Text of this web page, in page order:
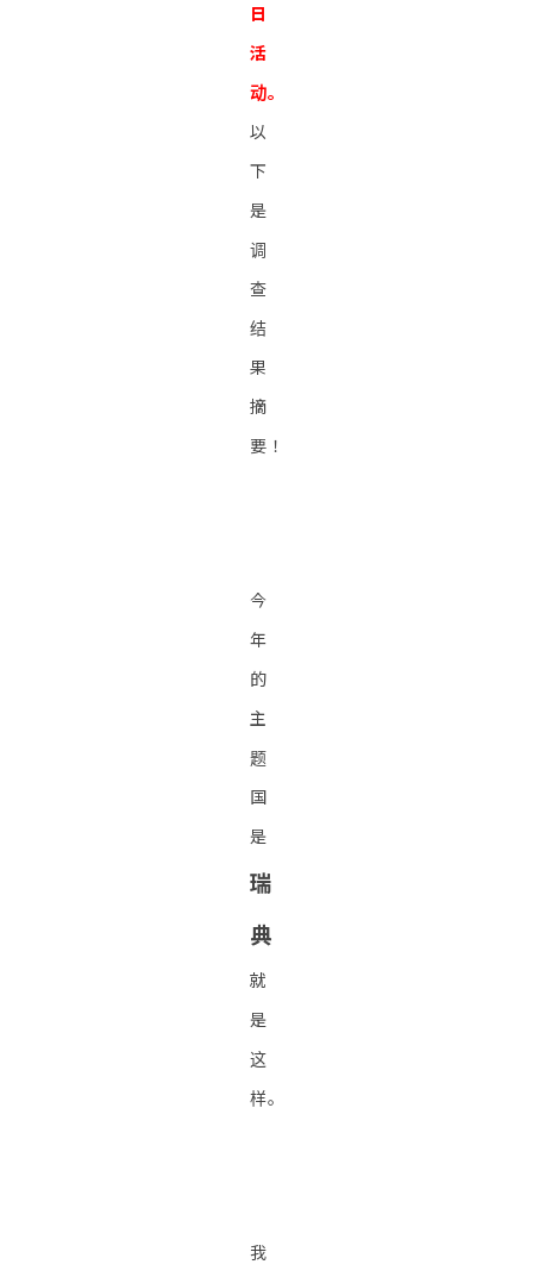
日
活
动。
以
下
是
调
查
结
果
摘
要！
今
年
的
主
题
国
是
瑞
典
就
是
这
样。
我